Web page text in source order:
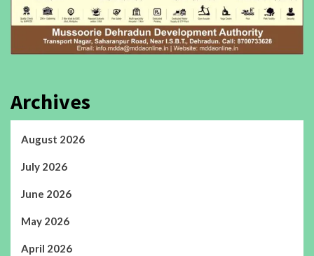
Archives
August 2026
July 2026
June 2026
May 2026
April 2026